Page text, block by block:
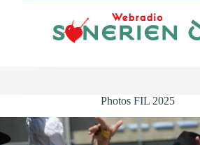
Photos FIL 2025